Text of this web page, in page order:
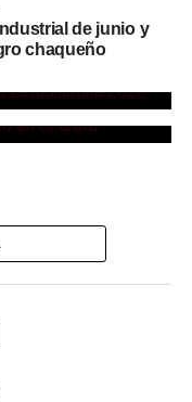
de junio y
chaqueño
Charata no
2026: los
a cursos